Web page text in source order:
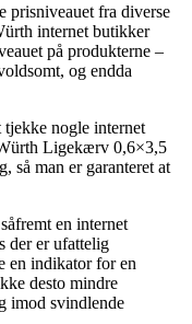
prisniveauet fra diverse
internet butikker
på produkterne –
og endda
nogle internet
Ligekærv 0,6×3,5
så man er garanteret at
en internet
der er ufattelig
en indikator for en
desto mindre
imod svindlende